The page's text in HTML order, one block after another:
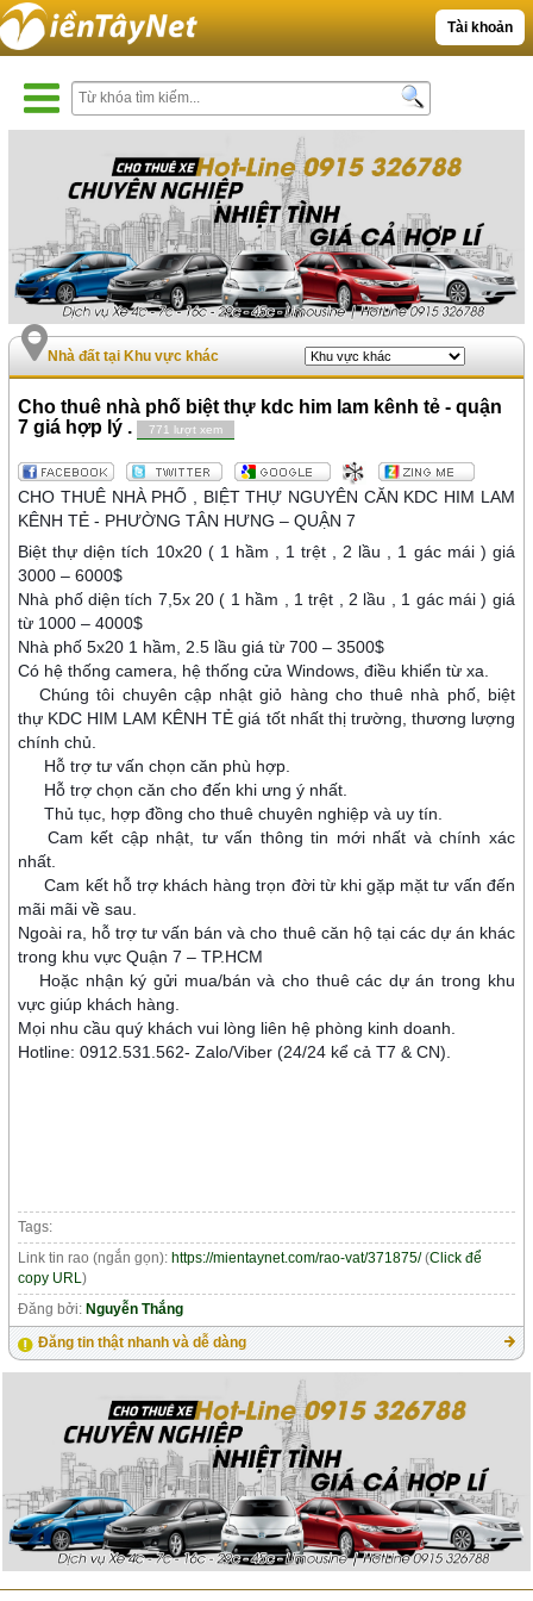
Tài khoản
Nhà đất tại Khu vực khác
Cho thuê nhà phố biệt thự kdc him lam kênh tẻ - quận
7 giá hợp lý .
771 lượt xem
CHO THUÊ NHÀ PHỐ , BIỆT THỰ NGUYÊN CĂN KDC HIM LAM
KÊNH TẺ - PHƯỜNG TÂN HƯNG – QUẬN 7
Biệt thự diện tích 10x20 ( 1 hầm , 1 trệt , 2 lầu , 1 gác mái ) giá
3000 – 6000$
Nhà phố diện tích 7,5x 20 ( 1 hầm , 1 trệt , 2 lầu , 1 gác mái ) giá
từ 1000 – 4000$
Nhà phố 5x20 1 hầm, 2.5 lầu giá từ 700 – 3500$
Có hệ thống camera, hệ thống cửa Windows, điều khiển từ xa.
Chúng tôi chuyên cập nhật giỏ hàng cho thuê nhà phố, biệt
thự KDC HIM LAM KÊNH TẺ giá tốt nhất thị trường, thương lượng
chính chủ.
Hỗ trợ tư vấn chọn căn phù hợp.
Hỗ trợ chọn căn cho đến khi ưng ý nhất.
Thủ tục, hợp đồng cho thuê chuyên nghiệp và uy tín.
Cam kết cập nhật, tư vấn thông tin mới nhất và chính xác
nhất.
Cam kết hỗ trợ khách hàng trọn đời từ khi gặp mặt tư vấn đến
mãi mãi về sau.
Ngoài ra, hỗ trợ tư vấn bán và cho thuê căn hộ tại các dự án khác
trong khu vực Quận 7 – TP.HCM
Hoặc nhận ký gửi mua/bán và cho thuê các dự án trong khu
vực giúp khách hàng.
Mọi nhu cầu quý khách vui lòng liên hệ phòng kinh doanh.
Hotline: 0912.531.562- Zalo/Viber (24/24 kể cả T7 & CN).
Tags:
Link tin rao (ngắn gọn): https://mientaynet.com/rao-vat/371875/(Click để
copy URL)
Đăng bởi: Nguyễn Thắng
Đăng tin thật nhanh và dễ dàng